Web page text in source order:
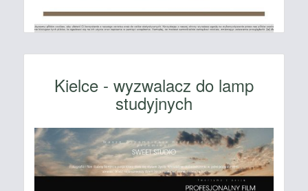
Kielce - wyzwalacz do lamp
studyjnych